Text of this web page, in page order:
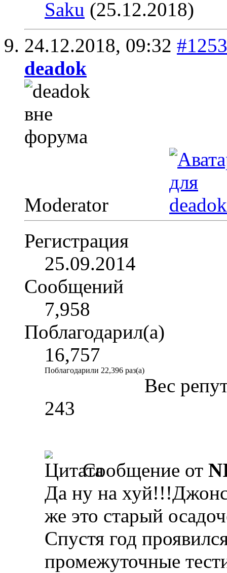
Saku (25.12.2018)
24.12.2018, 09:32
deadok
Moderator
Регистрация
25.09.2014
Сообщений
7,958
Поблагодарил(а)
16,757
Поблагодарили 22,396 раз(а)
Вес
243
Сообщение от
Да ну на
же это старый
Спустя год
промежуточные